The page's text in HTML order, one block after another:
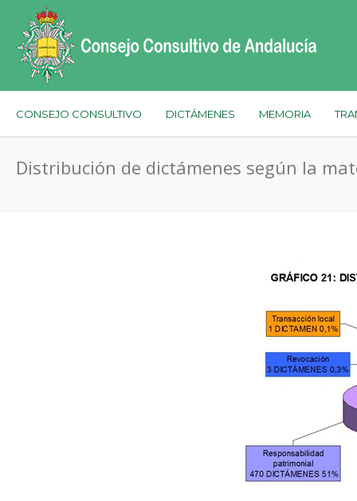
CONSEJO CONSULTIVO DICTÁMENES MEMORIA
Distribución de dictámenes según la